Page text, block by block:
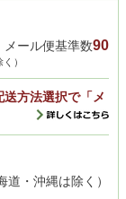
メール便基準数90
）
方法選択で「メ
・沖縄は除く）